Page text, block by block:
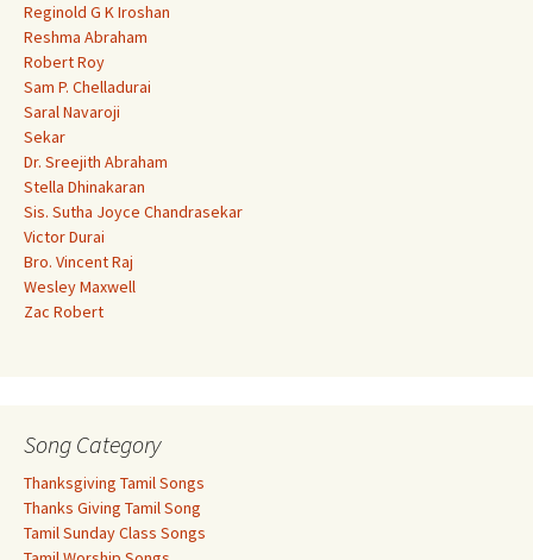
Reginold G K Iroshan
Reshma Abraham
Robert Roy
Sam P. Chelladurai
Saral Navaroji
Sekar
Dr. Sreejith Abraham
Stella Dhinakaran
Sis. Sutha Joyce Chandrasekar
Victor Durai
Bro. Vincent Raj
Wesley Maxwell
Zac Robert
Song Category
Thanksgiving Tamil Songs
Thanks Giving Tamil Song
Tamil Sunday Class Songs